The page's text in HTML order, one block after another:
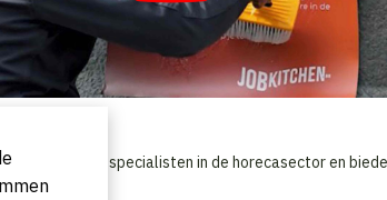
zijn specialisten in de horecasector en